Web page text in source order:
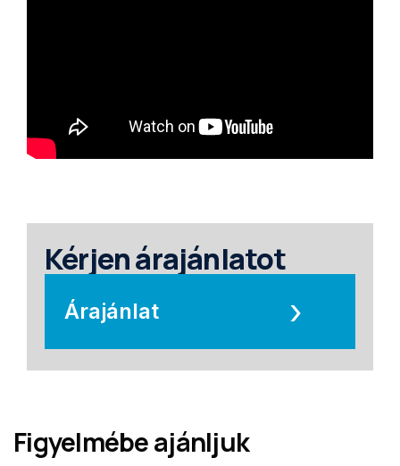
Kérjen árajánlatot
Árajánlat ›
Figyelmébe ajánljuk